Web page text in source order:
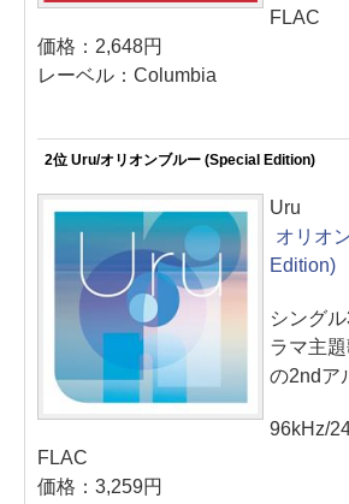
FLAC
価格：2,648円
レーベル：Columbia
2位 Uru/オリオンブルー (Special Edition)
Uru
オリオ
Edition)
シング
ラマ主
の2ndア
96kHz/
FLAC
価格：3,259円